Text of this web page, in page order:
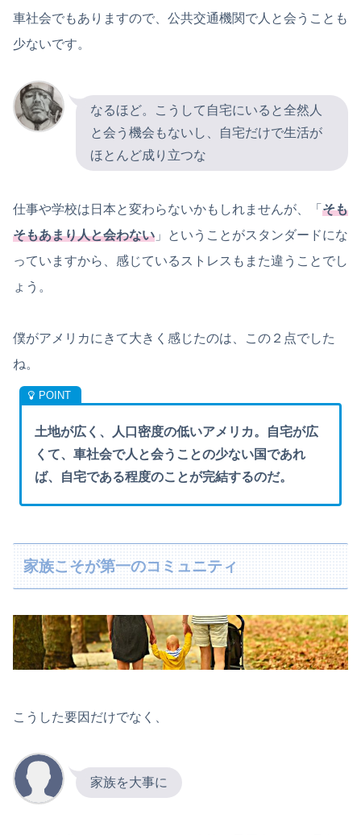
車社会でもありますので、公共交通機関で人と会うことも
少ないです。
なるほど。こうして自宅にいると全然人
と会う機会もないし、自宅だけで生活が
ほとんど成り立つな
仕事や学校は日本と変わらないかもしれませんが、「 そも
そもあまり人と会わない 」ということがスタンダードにな
っていますから、感じているストレスもまた違うことでし
ょう。
僕がアメリカにきて大きく感じたのは、この２点でした
ね。
土地が広く、人口密度の低いアメリカ。自宅が広
くて、車社会で人と会うことの少ない国であれ
ば、自宅である程度のことが完結するのだ。
家族こそが第一のコミュニティ
こうした要因だけでなく、
家族を大事に